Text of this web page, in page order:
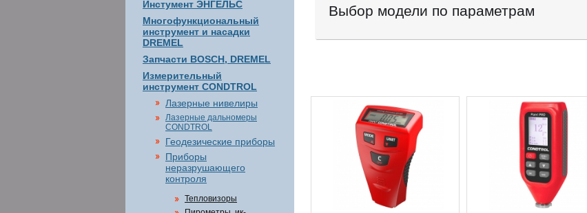
Инстумент ЭНГЕЛЬС
Многофункциональный
инструмент и насадки
DREMEL
Запчасти BOSCH, DREMEL
Измерительный
инструмент CONDTROL
Лазерные нивелиры
Лазерные дальномеры
CONDTROL
Геодезические приборы
Приборы
неразрушающего
контроля
Тепловизоры
Выбор модели по параметрам